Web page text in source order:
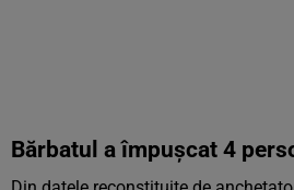
Bărbatul a împușcat 4